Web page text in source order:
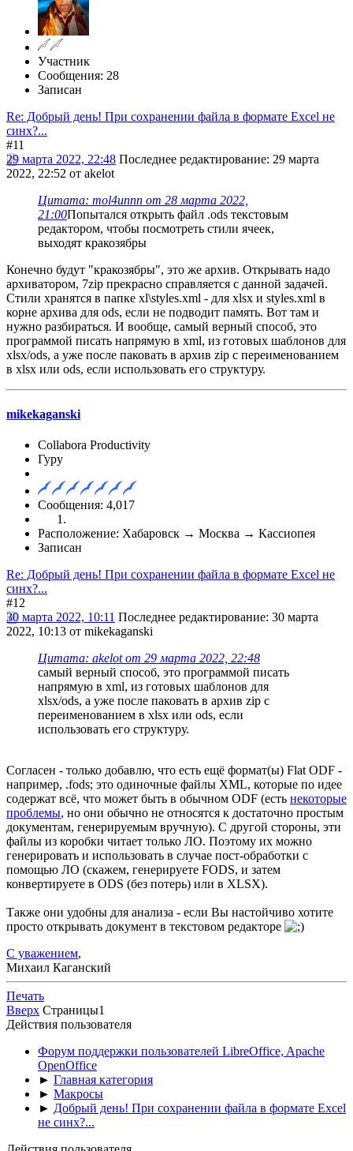
Участник
Сообщения: 28
Записан
Re: Добрый день! При сохранении файла в формате Excel не
синх?...
#11
29 марта 2022, 22:48 Последнее редактирование: 29 марта
2022, 22:52 от akelot
Цитата: mol4unnn от 28 марта 2022,
21:00Попытался открыть файл .ods текстовым
редактором, чтобы посмотреть стили ячеек,
выходят кракозябры
Конечно будут "кракозябры", это же архив. Открывать надо
архиватором, 7zip прекрасно справляется с данной задачей.
Стили хранятся в папке xl\styles.xml - для xlsx и styles.xml в
корне архива для ods, если не подводит память. Вот там и
нужно разбираться. И вообще, самый верный способ, это
программой писать напрямую в xml, из готовых шаблонов для
xlsx/ods, а уже после паковать в архив zip с переименованием
в xlsx или ods, если использовать его структуру.
mikekaganski
Collabora Productivity
Гуру
Сообщения: 4,017
Расположение: Хабаровск → Москва → Кассиопея
Записан
Re: Добрый день! При сохранении файла в формате Excel не
синх?...
#12
30 марта 2022, 10:11 Последнее редактирование: 30 марта
2022, 10:13 от mikekaganski
Цитата: akelot от 29 марта 2022, 22:48
самый верный способ, это программой писать
напрямую в xml, из готовых шаблонов для
xlsx/ods, а уже после паковать в архив zip с
переименованием в xlsx или ods, если
использовать его структуру.
Согласен - только добавлю, что есть ещё формат(ы) Flat ODF -
например, .fods; это одиночные файлы XML, которые по идее
содержат всё, что может быть в обычном ODF (есть некоторые
проблемы, но они обычно не относятся к достаточно простым
документам, генерируемым вручную). С другой стороны, эти
файлы из коробки читает только ЛО. Поэтому их можно
генерировать и использовать в случае пост-обработки с
помощью ЛО (скажем, генерируете FODS, и затем
конвертируете в ODS (без потерь) или в XLSX).
Также они удобны для анализа - если Вы настойчиво хотите
просто открывать документ в текстовом редакторе
С уважением,
Михаил Каганский
Печать
Вверх Страницы1
Действия пользователя
Форум поддержки пользователей LibreOffice, Apache
OpenOffice
► Главная категория
► Макросы
► Добрый день! При сохранении файла в формате Excel
не синх?...